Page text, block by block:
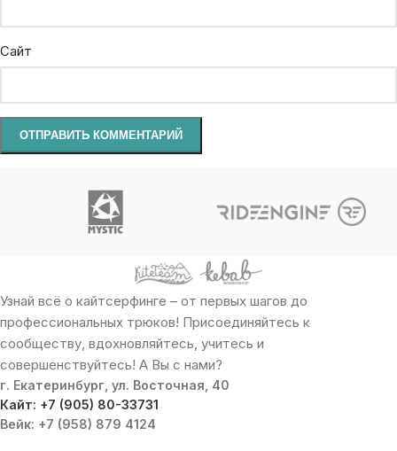
Сайт
Узнай всё о кайтсерфинге – от первых шагов до
профессиональных трюков! Присоединяйтесь к
сообществу, вдохновляйтесь, учитесь и
совершенствуйтесь! А Вы с нами?
г. Екатеринбург, ул. Восточная, 40
Кайт: +7 (905) 80-33731
Вейк: +7 (958) 879 4124